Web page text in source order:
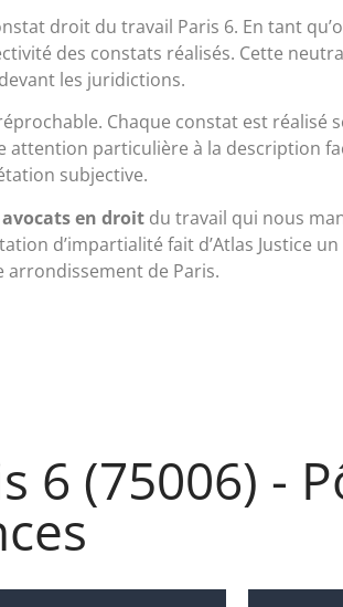
droit du travail Paris 6. En tant
des constats réalisés. Cette
les juridictions.
Chaque constat est réalisé
attention particulière à la description
subjective.
avocats en droit du travail qui nous
d’impartialité fait d’Atlas Justice
de Paris.
6 (75006) -